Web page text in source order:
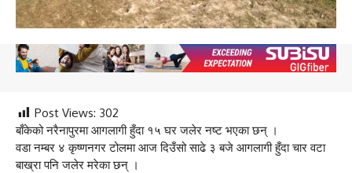
Post Views: 302
बाँकेको नरैनापुरमा आगलागी हुँदा १५ घर जलेर नष्ट भएका छन् ।
वडा नम्बर ४ कृष्णनगर टोलमा आज दिउँसो साढे ३ बजे आगलागी हुँदा चार वटा
बाख्रा पनि जलेर मरेका छन् ।